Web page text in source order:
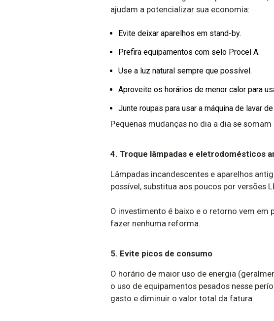
ajudam a potencializar sua economia:
Evite deixar aparelhos em stand-by.
Prefira equipamentos com selo Procel A.
Use a luz natural sempre que possível.
Aproveite os horários de menor calor para
Junte roupas para usar a máquina de lavar
Pequenas mudanças no dia a dia se
4. Troque lâmpadas e eletrodomésticos
Lâmpadas incandescentes e aparelhos
possível, substitua aos poucos por versões
O investimento é baixo e o retorno vem em
fazer nenhuma reforma.
5. Evite picos de consumo
O horário de maior uso de energia
o uso de equipamentos pesados nesse
gasto e diminuir o valor total da fatura.